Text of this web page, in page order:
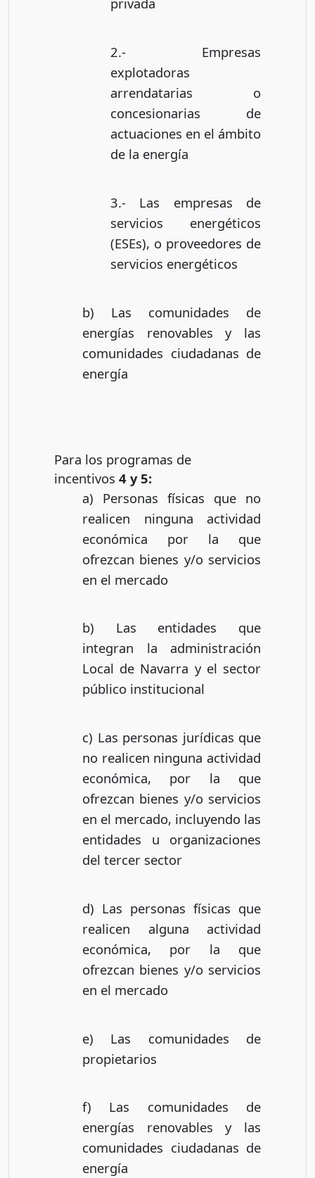
2.- Empresas
explotadoras
arrendatarias o
concesionarias de
actuaciones en el ámbito
de la energía
3.- Las empresas de
servicios energéticos
(ESEs), o proveedores de
servicios energéticos
b) Las comunidades de
energías renovables y las
comunidades ciudadanas de
energía
Para los programas de
incentivos 4 y 5:
a) Personas físicas que no
realicen ninguna actividad
económica por la que
ofrezcan bienes y/o servicios
en el mercado
b) Las entidades que
integran la administración
Local de Navarra y el sector
público institucional
c) Las personas jurídicas que
no realicen ninguna actividad
económica, por la que
ofrezcan bienes y/o servicios
en el mercado, incluyendo las
entidades u organizaciones
del tercer sector
d) Las personas físicas que
realicen alguna actividad
económica, por la que
ofrezcan bienes y/o servicios
en el mercado
e) Las comunidades de
propietarios
f) Las comunidades de
energías renovables y las
comunidades ciudadanas de
energía